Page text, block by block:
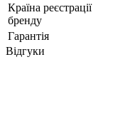
Країна реєстрації
бренду
Гарантія
Відгуки